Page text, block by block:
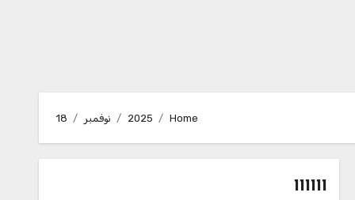
Home
2025 نوفمبر 18
111111